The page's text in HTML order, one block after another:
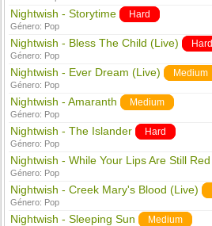
Nightwish - Storytime Hard
Género: Pop
Nightwish - Bless The Child (Live) Hard
Género: Pop
Nightwish - Ever Dream (Live) Medium
Género: Pop
Nightwish - Amaranth Medium
Género: Pop
Nightwish - The Islander Hard
Género: Pop
Nightwish - While Your Lips Are Still Red
Género: Pop
Nightwish - Creek Mary's Blood (Live)
Género: Pop
Nightwish - Sleeping Sun Medium